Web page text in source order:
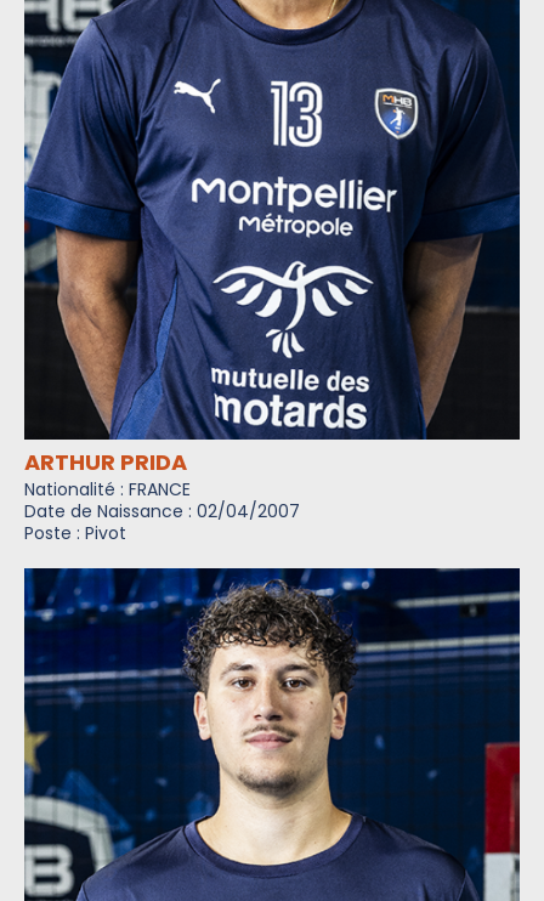
ARTHUR PRIDA
Nationalité : FRANCE
Date de Naissance : 02/04/2007
Poste : Pivot